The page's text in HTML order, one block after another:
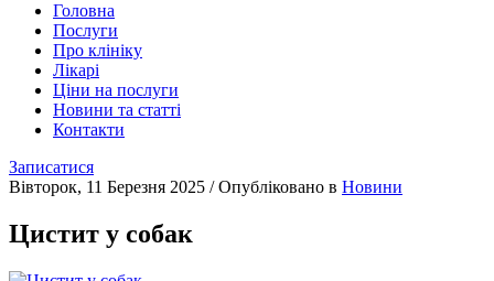
Головна
Послуги
Про клініку
Лікарі
Ціни на послуги
Новини та статті
Контакти
Записатися
Вівторок, 11 Березня 2025 /Опубліковано в Новини
Цистит у собак